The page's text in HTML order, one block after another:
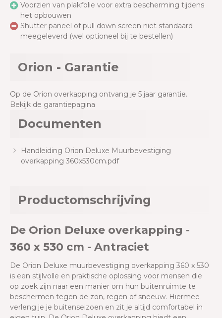
Voorzien van plakfolie voor extra bescherming tijdens
het opbouwen
Shutter paneel of pull down screen niet standaard
meegeleverd (wel optioneel bij te bestellen)
Orion - Garantie
Op de Orion overkapping ontvang je 5 jaar garantie.
Bekijk de garantiepagina
Documenten
Handleiding Orion Deluxe Muurbevestiging
overkapping 360x530cm.pdf
Productomschrijving
De Orion Deluxe overkapping -
360 x 530 cm - Antraciet
De Orion Deluxe muurbevestiging overkapping 360 x 530
is een stijlvolle en praktische oplossing voor mensen die
op zoek zijn naar een manier om hun buitenruimte te
beschermen tegen de zon, regen of sneeuw. Hiermee
verleng je je buitenseizoen en zit je altijd comfortabel in